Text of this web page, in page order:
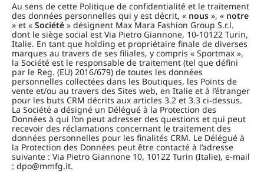
Au sens de cette Politique de confidentialité et le traitement
des données personnelles qui y est décrit, « nous », « notre
» et « Société» désignent Max Mara Fashion Group S.r.l.
dont le siège social est Via Pietro Giannone, 10-10122 Turin,
Italie. En tant que holding et propriétaire finale de diverses
marques au travers de ses filiales, y compris « Sportmax »,
la Société est le responsable de traitement (tel que défini
par le Reg. (EU) 2016/679) de toutes les données
personnelles collectées dans les Boutiques, les Points de
vente et/ou au travers des Sites web, en Italie et à l’étranger
pour les buts CRM décrits aux articles 3.2 et 3.3 ci-dessus.
La Société a désigné un Délégué à la Protection des
Données à qui l’on peut adresser des questions et qui peut
recevoir des réclamations concernant le traitement des
données personnelles pour les finalités CRM. Le Délégué à
la Protection des Données peut être contacté à l’adresse
suivante : Via Pietro Giannone 10, 10122 Turin (Italie), e-mail
: dpo@mmfg.it.